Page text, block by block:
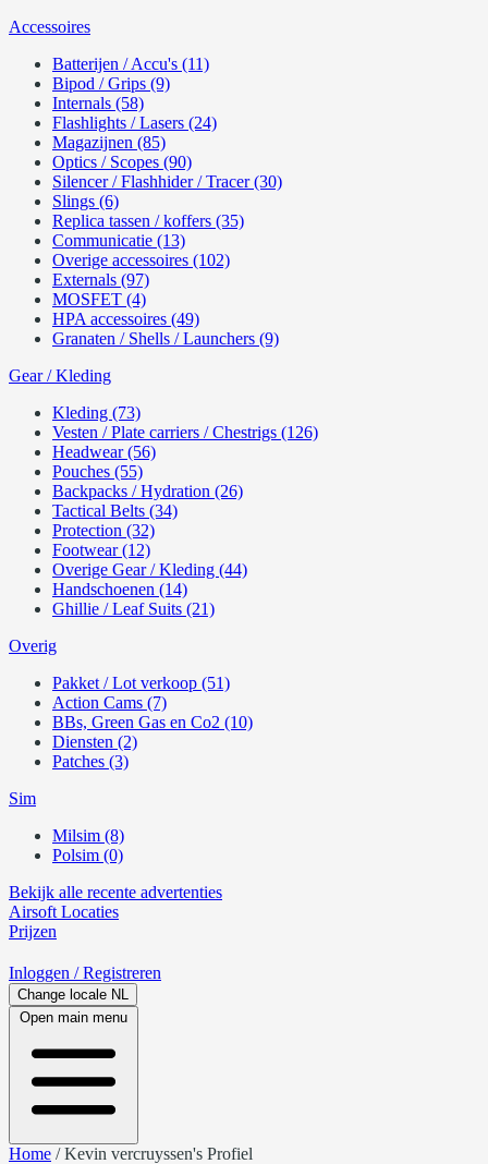
Accessoires
Batterijen / Accu's (11)
Bipod / Grips (9)
Internals (58)
Flashlights / Lasers (24)
Magazijnen (85)
Optics / Scopes (90)
Silencer / Flashhider / Tracer (30)
Slings (6)
Replica tassen / koffers (35)
Communicatie (13)
Overige accessoires (102)
Externals (97)
MOSFET (4)
HPA accessoires (49)
Granaten / Shells / Launchers (9)
Gear / Kleding
Kleding (73)
Vesten / Plate carriers / Chestrigs (126)
Headwear (56)
Pouches (55)
Backpacks / Hydration (26)
Tactical Belts (34)
Protection (32)
Footwear (12)
Overige Gear / Kleding (44)
Handschoenen (14)
Ghillie / Leaf Suits (21)
Overig
Pakket / Lot verkoop (51)
Action Cams (7)
BBs, Green Gas en Co2 (10)
Diensten (2)
Patches (3)
Sim
Milsim (8)
Polsim (0)
Bekijk alle recente advertenties
Airsoft Locaties
Prijzen
Inloggen / Registreren
Change locale NL
Open main menu
Home /Kevin vercruyssen's Profiel